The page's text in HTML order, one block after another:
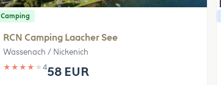
Camping
RCN Camping Laacher See
Wassenach / Nickenich
★ ★ ★ ★ ★458 EUR